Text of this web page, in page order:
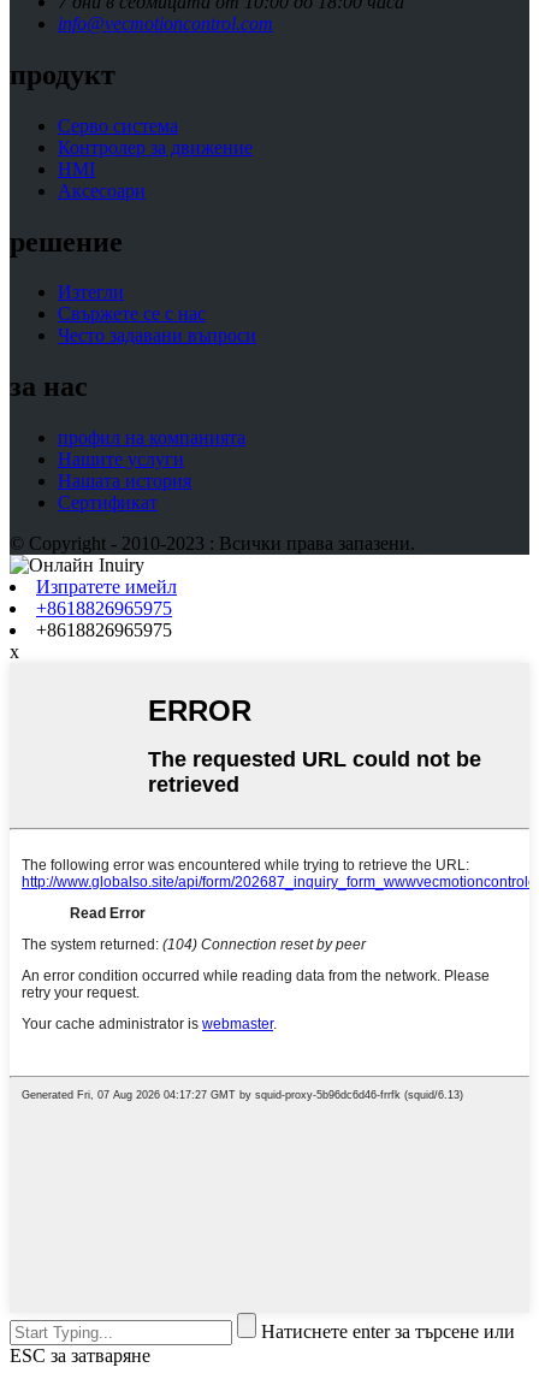
info@vecmotioncontrol.com
продукт
Серво система
Контролер за движение
HMI
Аксесоари
решение
Изтегли
Свържете се с нас
Често задавани въпроси
за нас
профил на компанията
Нашите услуги
Нашата история
Сертификат
© Copyright - 2010-2023 : Всички права запазени.
Изпратете имейл
+8618826965975
+8618826965975
x
Натиснете enter за търсене или
ESC за затваряне